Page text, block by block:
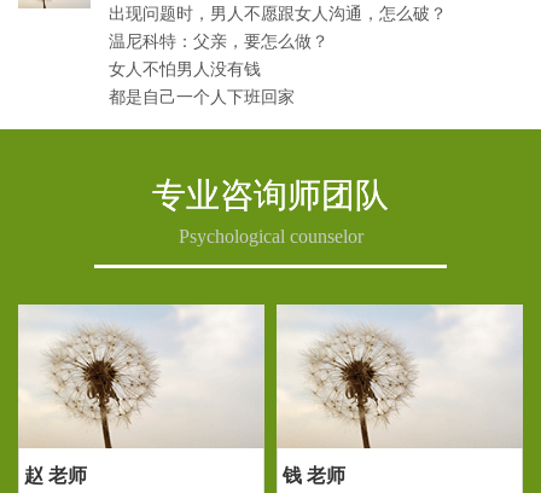
出现问题时，男人不愿跟女人沟通，怎么破？
温尼科特：父亲，要怎么做？
女人不怕男人没有钱
都是自己一个人下班回家
专业咨询师团队
Psychological counselor
Previous